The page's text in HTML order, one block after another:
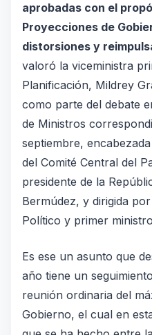
aprobadas con el
Proyecciones de
distorsiones y
valoró la viceministra
Planificación, Mildrey
como parte del debate
de Ministros
septiembre,
del Comité Central del
presidente de la
Bermúdez, y dirigida
Político y primer
Es ese un asunto que
año tiene un
reunión ordinaria del
Gobierno, el cual en